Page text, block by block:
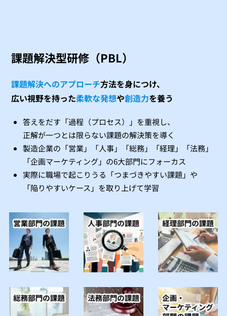
課題解決型研修（PBL）
課題解決へのアプローチ方法を身につけ、
広い視野を持った柔軟な発想や創造力を養う
答えをだす「過程（プロセス）」を重視し、
正解が一つとは限らない課題の解決策を導く
製造企業の「営業」「人事」「総務」「経理」「法務」
「企画マーケティング」の6大部門にフォーカス
実際に職場で起こりうる「つまづきやすい課題」や
「陥りやすいケース」を取り上げて学習